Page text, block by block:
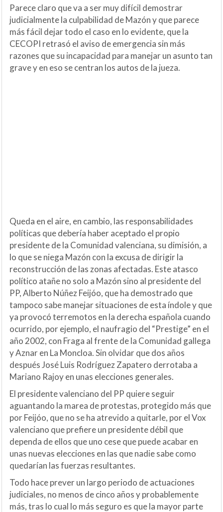
Parece claro que va a ser muy difícil demostrar
judicialmente la culpabilidad de Mazón y que parece
más fácil dejar todo el caso en lo evidente, que la
CECOPI retrasó el aviso de emergencia sin más
razones que su incapacidad para manejar un asunto tan
grave y en eso se centran los autos de la jueza.
Queda en el aire, en cambio, las responsabilidades
políticas que debería haber aceptado el propio
presidente de la Comunidad valenciana, su dimisión, a
lo que se niega Mazón con la excusa de dirigir la
reconstrucción de las zonas afectadas. Este atasco
político atañe no solo a Mazón sino al presidente del
PP, Alberto Núñez Feijóo, que ha demostrado que
tampoco sabe manejar situaciones de esta índole y que
ya provocó terremotos en la derecha española cuando
ocurrido, por ejemplo, el naufragio del “Prestige” en el
año 2002, con Fraga al frente de la Comunidad gallega
y Aznar en La Moncloa. Sin olvidar que dos años
después José Luis Rodríguez Zapatero derrotaba a
Mariano Rajoy en unas elecciones generales.
El presidente valenciano del PP quiere seguir
aguantando la marea de protestas, protegido más que
por Feijóo, que no se ha atrevido a quitarle, por el Vox
valenciano que prefiere un presidente débil que
dependa de ellos que uno cese que puede acabar en
unas nuevas elecciones en las que nadie sabe como
quedarían las fuerzas resultantes.
Todo hace prever un largo periodo de actuaciones
judiciales, no menos de cinco años y probablemente
más, tras lo cual lo más seguro es que la mayor parte